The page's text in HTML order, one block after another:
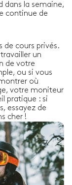
dans la semaine,
continue de
de cours privés.
un
de votre
ou si vous
où
votre moniteur
pratique : si
essayez de
cher !